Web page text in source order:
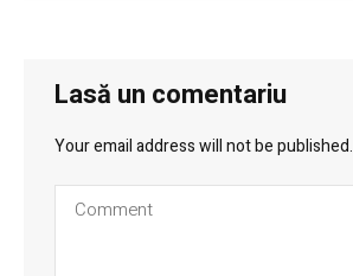
Lasă un comentariu
Your email address will not be published.